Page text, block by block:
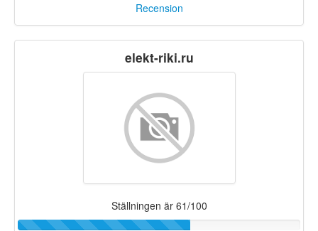
Recension
elekt-riki.ru
Ställningen är 61/100